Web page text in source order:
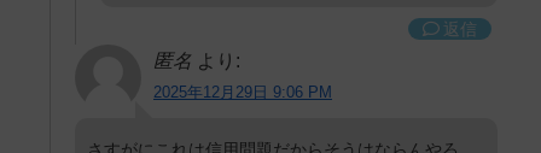
返信
匿名 より:
2025年12月29日 9:06 PM
さすがにこれは信用問題だからそうはならんやろ、